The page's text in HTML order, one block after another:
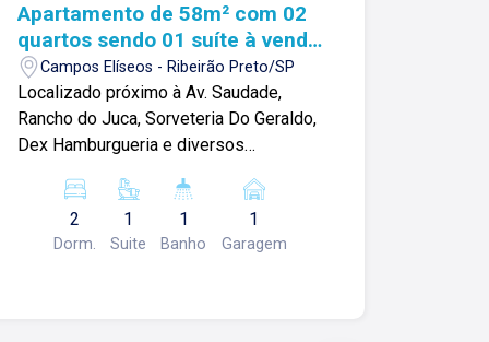
Apartamento de 58m² com 02
quartos sendo 01 suíte à venda
- Campos Elíseos
Campos Elíseos - Ribeirão Preto/SP
Localizado próximo à Av. Saudade,
Rancho do Juca, Sorveteria Do Geraldo,
Dex Hamburgueria e diversos
-02 quartos, sendo 01 suíte; -Sala 02
ambientes com sacada; -Cozinha; -01
banheiro social; -Área de serviço; -01
2
Dorm.
1
Suite
1
Banho
1
Garagem